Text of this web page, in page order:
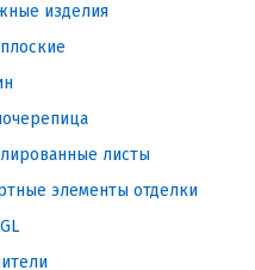
изделия
листы
элементы отделки